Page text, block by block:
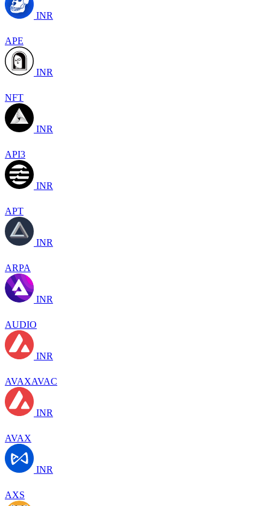
INR
APE
INR
NFT
INR
API3
INR
APT
INR
ARPA
INR
AUDIO
INR
AVAXAVAC
INR
AVAX
INR
AXS